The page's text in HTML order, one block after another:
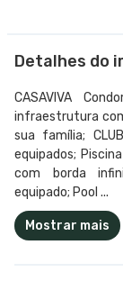
Detalhes do
CASAVIVA
infraestrutura
sua família;
equipados;
com borda
equipado; Pool ...
Mostrar mais